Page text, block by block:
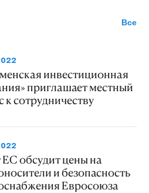
Все
инвестиционная
приглашает местный
к сотрудничеству
обсудит цены на
и безопасность
Евросоюза